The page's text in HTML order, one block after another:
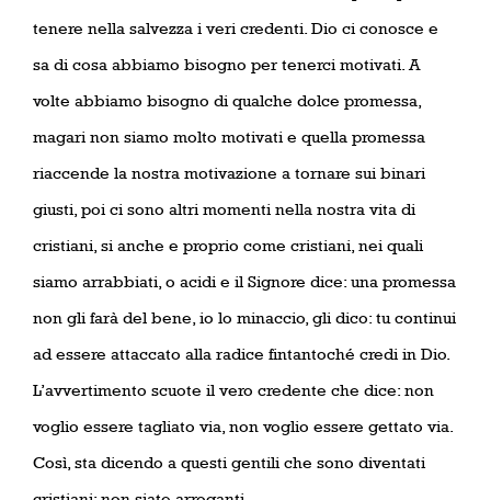
tenere nella salvezza i veri credenti. Dio ci conosce e
sa di cosa abbiamo bisogno per tenerci motivati. A
volte abbiamo bisogno di qualche dolce promessa,
magari non siamo molto motivati e quella promessa
riaccende la nostra motivazione a tornare sui binari
giusti, poi ci sono altri momenti nella nostra vita di
cristiani, si anche e proprio come cristiani, nei quali
siamo arrabbiati, o acidi e il Signore dice: una promessa
non gli farà del bene, io lo minaccio, gli dico: tu continui
ad essere attaccato alla radice fintantoché credi in Dio.
L’avvertimento scuote il vero credente che dice: non
voglio essere tagliato via, non voglio essere gettato via.
Così, sta dicendo a questi gentili che sono diventati